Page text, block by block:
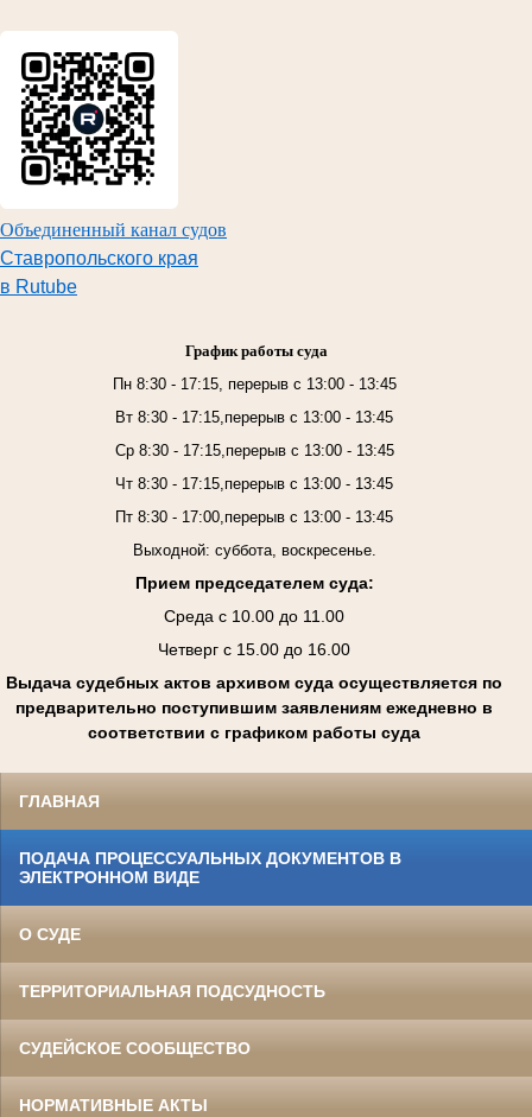
Объединенный канал судов
Ставропольского края
в Rutube
График работы суда
Пн 8:30 - 17:15, перерыв с 13:00 - 13:45
Вт 8:30 - 17:15,перерыв с 13:00 - 13:45
Ср 8:30 - 17:15,перерыв с 13:00 - 13:45
Чт 8:30 - 17:15,перерыв с 13:00 - 13:45
Пт 8:30 - 17:00,перерыв с 13:00 - 13:45
Выходной: суббота, воскресенье.
Прием председателем суда:
Среда с 10.00 до 11.00
Четверг с 15.00 до 16.00
Выдача судебных актов архивом суда осуществляется по
предварительно поступившим заявлениям ежедневно в
соответствии с графиком работы суда
ГЛАВНАЯ
ПОДАЧА ПРОЦЕССУАЛЬНЫХ ДОКУМЕНТОВ В
ЭЛЕКТРОННОМ ВИДЕ
О СУДЕ
ТЕРРИТОРИАЛЬНАЯ ПОДСУДНОСТЬ
СУДЕЙСКОЕ СООБЩЕСТВО
НОРМАТИВНЫЕ АКТЫ